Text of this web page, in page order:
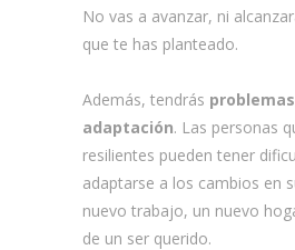
No vas a avanzar, ni
que te has planteado.
Además, tendrás
adaptación. Las personas
resilientes pueden tener
adaptarse a los cambios en
nuevo trabajo, un nuevo
de un ser querido.